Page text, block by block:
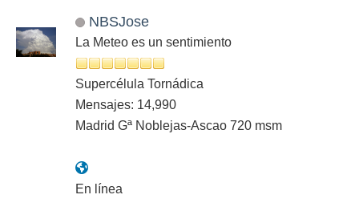
NBSJose
La Meteo es un sentimiento
Supercélula Tornádica
Mensajes: 14,990
Madrid Gª Noblejas-Ascao 720 msm
En línea